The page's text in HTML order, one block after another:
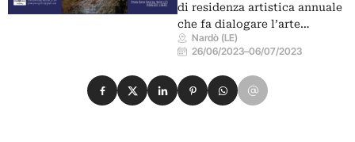
di residenza artistica annuale
che fa dialogare l’arte…
Nardò (LE)
26/06/2023–06/07/2023
Condividi su Facebook
Condividi su X
Condividi su LinkedIn
Condividi su Pinterest
Condividi su WhatsApp
Condividi su Email